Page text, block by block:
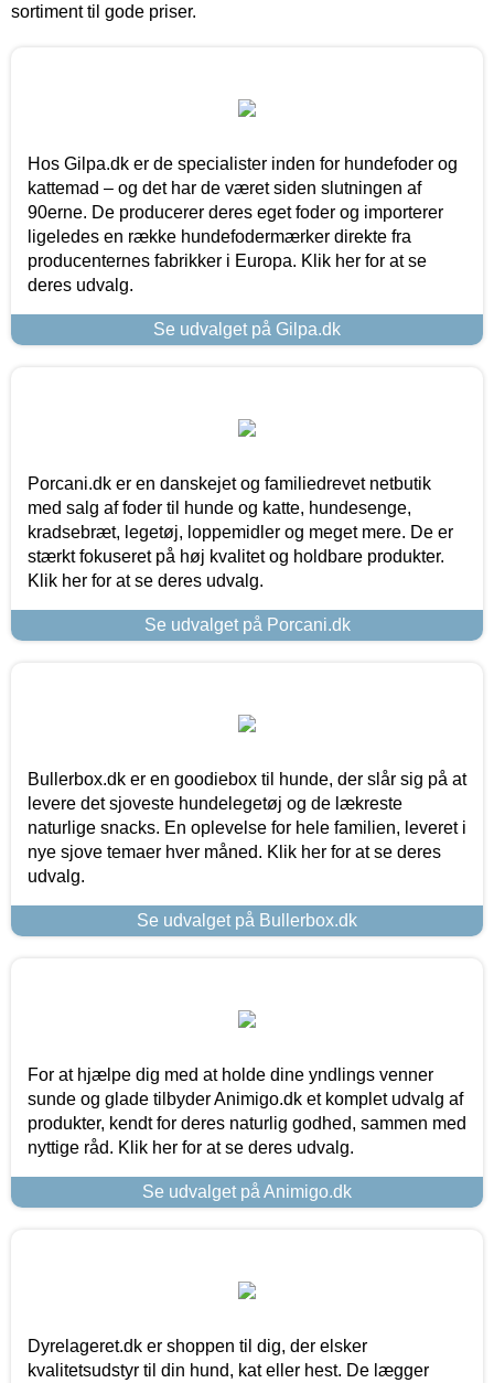
sortiment til gode priser.
Hos Gilpa.dk er de specialister inden for hundefoder og
kattemad – og det har de været siden slutningen af
90erne. De producerer deres eget foder og importerer
ligeledes en række hundefodermærker direkte fra
producenternes fabrikker i Europa. Klik her for at se
deres udvalg.
Se udvalget på Gilpa.dk
Porcani.dk er en danskejet og familiedrevet netbutik
med salg af foder til hunde og katte, hundesenge,
kradsebræt, legetøj, loppemidler og meget mere. De er
stærkt fokuseret på høj kvalitet og holdbare produkter.
Klik her for at se deres udvalg.
Se udvalget på Porcani.dk
Bullerbox.dk er en goodiebox til hunde, der slår sig på at
levere det sjoveste hundelegetøj og de lækreste
naturlige snacks. En oplevelse for hele familien, leveret i
nye sjove temaer hver måned. Klik her for at se deres
udvalg.
Se udvalget på Bullerbox.dk
For at hjælpe dig med at holde dine yndlings venner
sunde og glade tilbyder Animigo.dk et komplet udvalg af
produkter, kendt for deres naturlig godhed, sammen med
nyttige råd. Klik her for at se deres udvalg.
Se udvalget på Animigo.dk
Dyrelageret.dk er shoppen til dig, der elsker
kvalitetsudstyr til din hund, kat eller hest. De lægger